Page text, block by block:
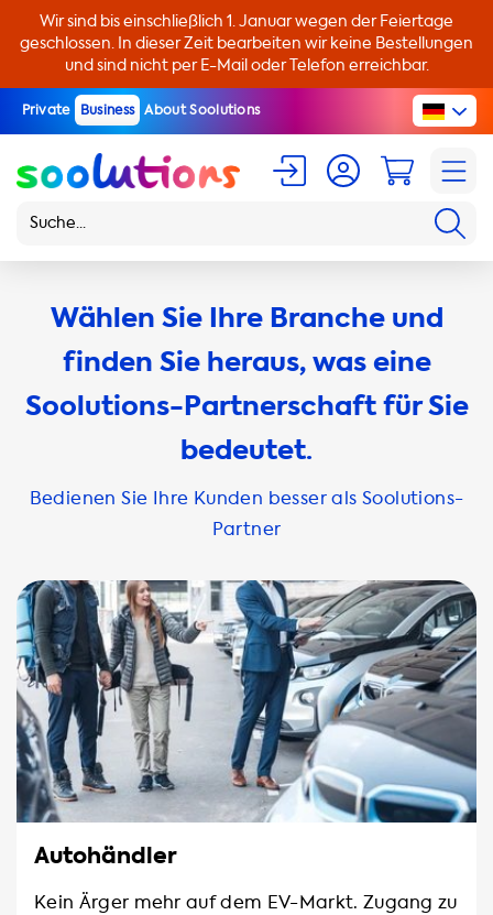
Wir sind bis einschließlich 1. Januar wegen der Feiertage
geschlossen. In dieser Zeit bearbeiten wir keine Bestellungen
und sind nicht per E-Mail oder Telefon erreichbar.
Private Business About Soolutions
Wählen Sie Ihre Branche und
finden Sie heraus, was eine
Soolutions-Partnerschaft für Sie
bedeutet.
Bedienen Sie Ihre Kunden besser als Soolutions-
Partner
Autohändler
Kein Ärger mehr auf dem EV-Markt. Zugang zu